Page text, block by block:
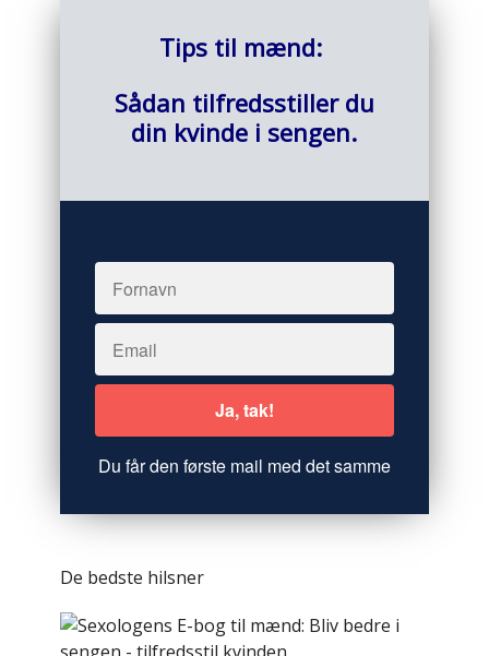
Tips til mænd:
Sådan tilfredsstiller du
din kvinde i sengen.
Du får den første mail med det samme
De bedste hilsner